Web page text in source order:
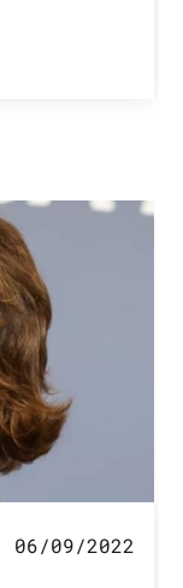
06/09/2022